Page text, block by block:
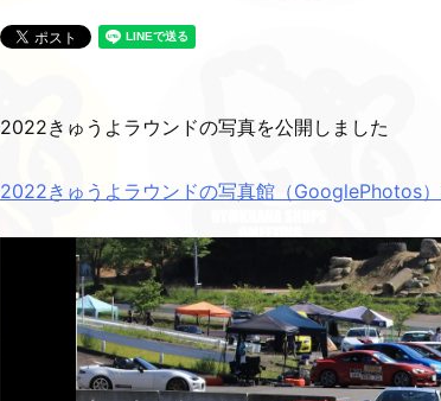
2022きゅうよラウンドの写真を公開しました
2022きゅうよラウンドの写真館（GooglePhotos）